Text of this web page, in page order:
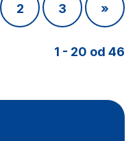
2 3 »
1 - 20 od 46